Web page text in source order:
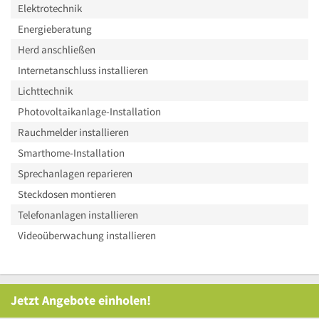
Elektrotechnik
Energieberatung
Herd anschließen
Internetanschluss installieren
Lichttechnik
Photovoltaikanlage-Installation
Rauchmelder installieren
Smarthome-Installation
Sprechanlagen reparieren
Steckdosen montieren
Telefonanlagen installieren
Videoüberwachung installieren
Jetzt Angebote einholen!